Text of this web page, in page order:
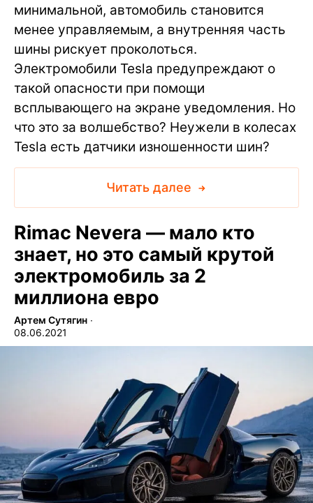
минимальной, автомобиль становится
менее управляемым, а внутренняя часть
шины рискует проколоться.
Электромобили Tesla предупреждают о
такой опасности при помощи
всплывающего на экране уведомления. Но
что это за волшебство? Неужели в колесах
Tesla есть датчики изношенности шин?
Читать далее
Rimac Nevera — мало кто
знает, но это самый крутой
электромобиль за 2
миллиона евро
Артем Сутягин ∙
08.06.2021